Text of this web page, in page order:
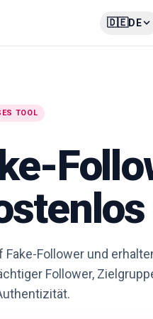
🇩🇪DE
TOOL
Follower und
Follower,